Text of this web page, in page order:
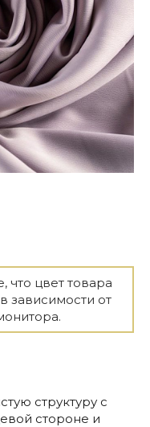
цвет товара
зависимости от
структуру с
стороне и